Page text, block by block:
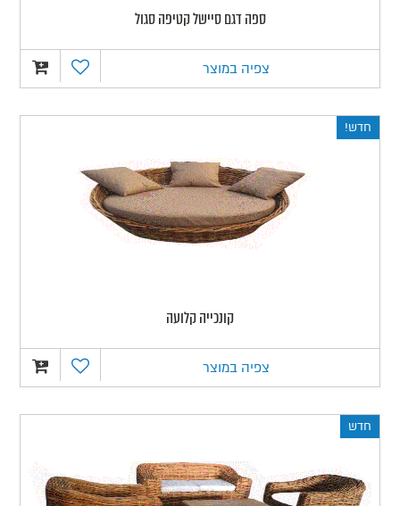
ספה דגם סיישל קטיפה סגול
צפיה במוצר
קונכייה קלועה
צפיה במוצר
חדש!
חדש